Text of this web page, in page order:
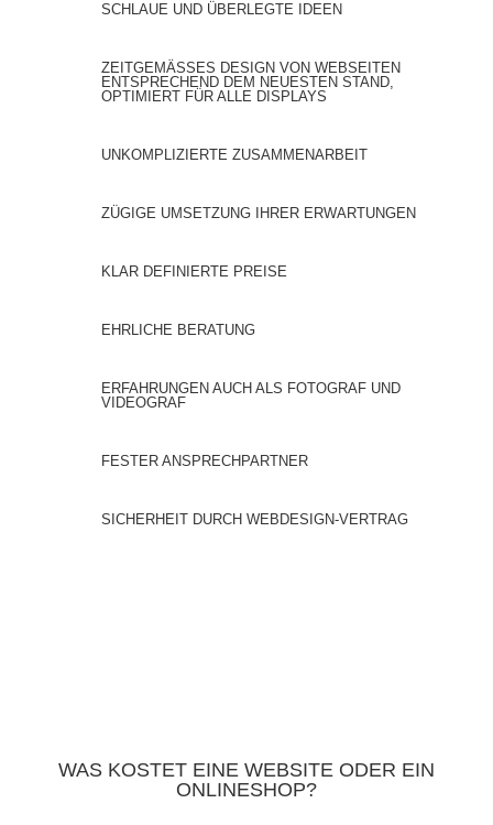
SCHLAUE UND ÜBERLEGTE IDEEN
ZEITGEMÄSSES DESIGN VON WEBSEITEN E
NTSPRECHEND DEM NEUESTEN STAND, O
PTIMIERT FÜR ALLE DISPLAYS
UNKOMPLIZIERTE ZUSAMMENARBEIT
ZÜGIGE UMSETZUNG IHRER ERWARTUNGEN
KLAR DEFINIERTE PREISE
EHRLICHE BERATUNG
ERFAHRUNGEN AUCH ALS FOTOGRAF UND
VIDEOGRAF
FESTER ANSPRECHPARTNER
SICHERHEIT DURCH WEBDESIGN-VERTRAG
WAS KOSTET EINE WEBSITE ODER EIN
ONLINESHOP?